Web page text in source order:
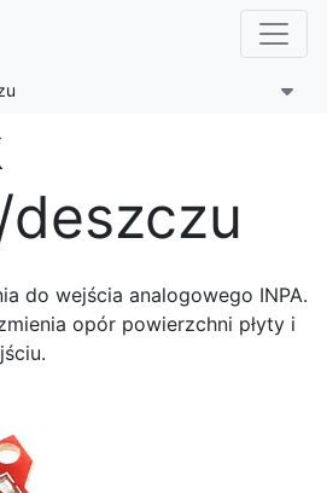
do wejścia analogowego INPA.
opór powierzchni płyty i